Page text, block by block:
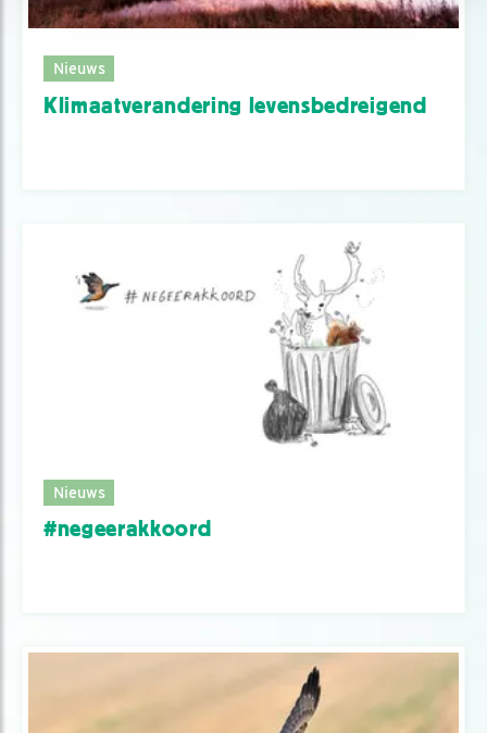
Nieuws
Klimaatverandering levensbedreigend
Nieuws
#negeerakkoord